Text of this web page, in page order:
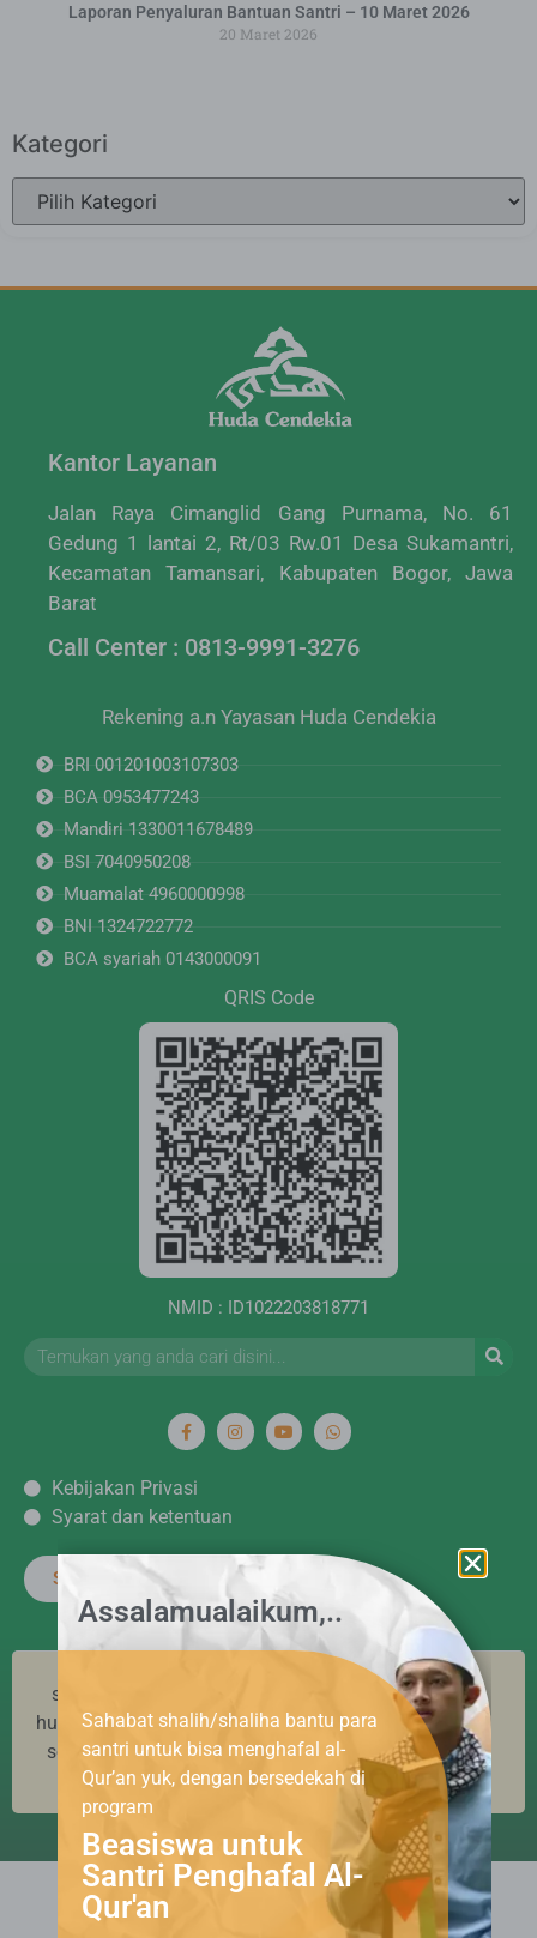
Laporan Penyaluran Bantuan Santri – 10 Maret 2026
20 Maret 2026
Kategori
Kantor Layanan
Jalan Raya Cimanglid Gang Purnama, No. 61
Gedung 1 lantai 2, Rt/03 Rw.01 Desa Sukamantri,
Kecamatan Tamansari, Kabupaten Bogor, Jawa
Barat
Call Center : 0813-9991-3276
Rekening a.n Yayasan Huda Cendekia
BRI 001201003107303
BCA 0953477243
Mandiri 1330011678489
BSI 7040950208
Muamalat 4960000998
BNI 1324722772
BCA syariah 0143000091
QRIS Code
NMID : ID1022203818771
Kebijakan Privasi
Syarat dan ketentuan
Satu Amal Berjuta Kebikan
semua dana donasi yang terhimpun di yayasan
huda cendekia murni disalurkan untuk kepentingan
sosial, dan BUKAN untuk tujuan pencucian uang,
terorisme, maupun tindak kejahatan lainnya.
Assalamualaikum,..
Sahabat shalih/shaliha bantu para
santri untuk bisa menghafal al-
Qur’an yuk, dengan bersedekah di
program
Beasiswa untuk
Santri Penghafal Al-
Qur'an